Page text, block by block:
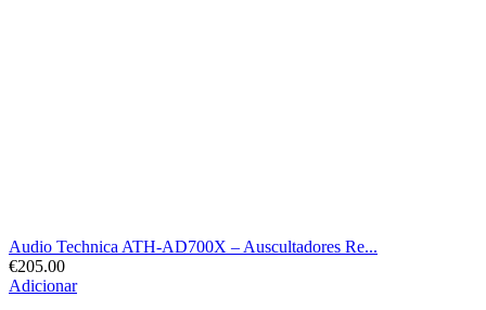
Audio Technica ATH-AD700X – Auscultadores Re...
€205.00
Adicionar